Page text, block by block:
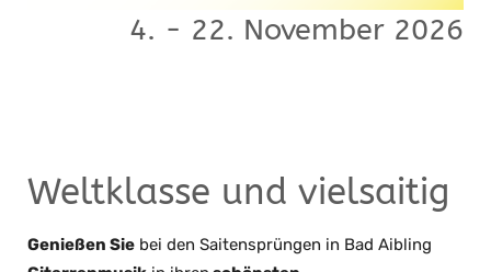
4. - 22. November 2026
Weltklasse und vielsaitig
Genießen Sie bei den Saitensprüngen in Bad Aibling